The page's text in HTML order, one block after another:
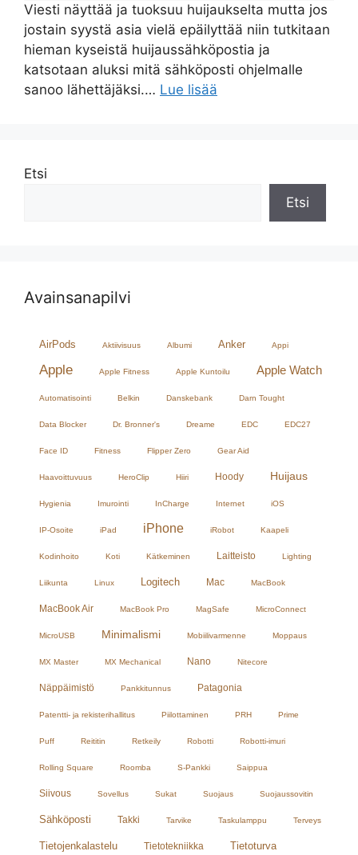
Viesti näyttää ja tuoksuu huijaukselta mutta jos
jostain syystä asia vielä epäilyttää niin tutkitaan
hieman kyseistä huijaussähköpostia ja
katsotaan aluksi mitä sähköposti ohjelmalle
sanoo lähettäjäksi.… Lue lisää
Etsi
Etsi
Avainsanapilvi
AirPods Aktiivisuus Albumi Anker Appi
Apple Apple Fitness Apple Kuntoilu Apple Watch
Automatisointi Belkin Danskebank Darn Tought
Data Blocker Dr. Bronner's Dreame EDC EDC27
Face ID Fitness Flipper Zero Gear Aid
Haavoittuvuus HeroClip Hiiri Hoody Huijaus
Hygienia Imurointi InCharge Internet iOS
IP-Osoite iPad iPhone iRobot Kaapeli
Kodinhoito Koti Kätkeminen Laitteisto Lighting
Liikunta Linux Logitech Mac MacBook
MacBook Air MacBook Pro MagSafe MicroConnect
MicroUSB Minimalismi Mobiilivarmenne Moppaus
MX Master MX Mechanical Nano Nitecore
Näppäimistö Pankkitunnus Patagonia
Patentti- ja rekisterihallitus Piilottaminen PRH Prime
Puff Reititin Retkeily Robotti Robotti-imuri
Rolling Square Roomba S-Pankki Saippua
Siivous Sovellus Sukat Suojaus Suojaussovitin
Sähköposti Takki Tarvike Taskulamppu Terveys
Tietojenkalastelu Tietotekniikka Tietoturva